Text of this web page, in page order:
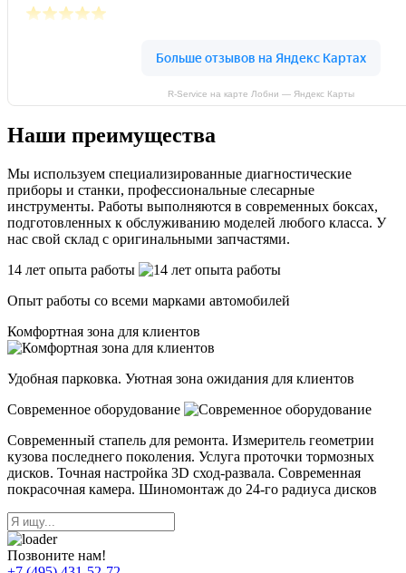
R-Service на карте Лобни — Яндекс Карты
Наши преимущества
Мы используем специализированные диагностические
приборы и станки, профессиональные слесарные
инструменты. Работы выполняются в современных боксах,
подготовленных к обслуживанию моделей любого класса. У
нас свой склад с оригинальными запчастями.
14 лет опыта работы
Опыт работы со всеми марками автомобилей
Комфортная зона для клиентов
Удобная парковка. Уютная зона ожидания для клиентов
Современное оборудование
Современный стапель для ремонта. Измеритель геометрии
кузова последнего поколения. Услуга проточки тормозных
дисков. Точная настройка 3D сход-развала. Современная
покрасочная камера. Шиномонтаж до 24-го радиуса дисков
Позвоните нам!